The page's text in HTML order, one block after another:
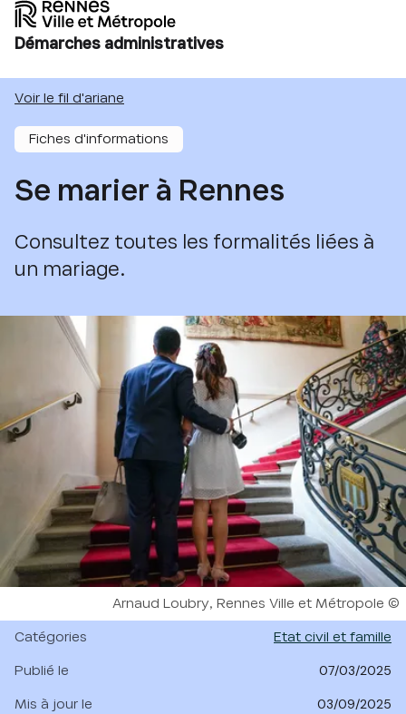
Démarches administratives
Voir le fil d'ariane
Se marier à Rennes
Consultez toutes les formalités liées à
un mariage.
Fiches d'informations
Droits réservés :
Arnaud Loubry, Rennes Ville et Métropole
Catégories Etat civil et famille
Publié le 07/03/2025
Mis à jour le 03/09/2025